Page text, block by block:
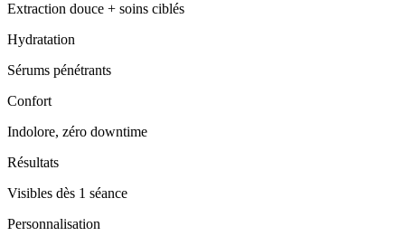
Extraction douce + soins ciblés
Hydratation
Sérums pénétrants
Confort
Indolore, zéro downtime
Résultats
Visibles dès 1 séance
Personnalisation